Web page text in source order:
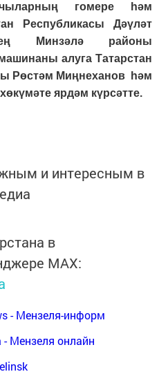
гомере һәм
Республикасы Дәүләт
Минзәлә районы
алуга Татарстан
Рөстәм Миңнеханов һәм
ярдәм күрсәтте.
и интересным в
в
MАХ:
- Мензеля-информ
Мензеля онлайн